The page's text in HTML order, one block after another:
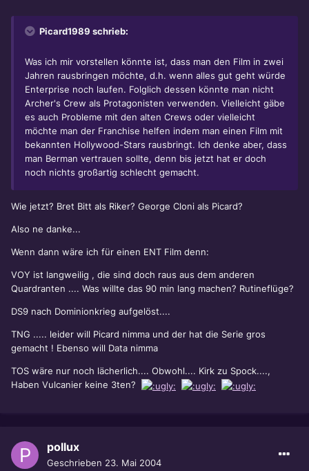
Picard1989 schrieb:
Was ich mir vorstellen könnte ist, dass man den Film in zwei
Jahren rausbringen möchte, d.h. wenn alles gut geht würde
Enterprise noch laufen. Folglich dessen könnte man nicht
Archer's Crew als Protagonisten verwenden. Vielleicht gäbe
es auch Probleme mit den alten Crews oder vielleicht
möchte man der Franchise helfen indem man einen Film mit
bekannten Hollywood-Stars rausbringt. Ich denke aber, dass
man Berman vertrauen sollte, denn bis jetzt hat er doch
noch nichts großartig schlecht gemacht.
Wie jetzt? Bret Bitt als Riker? George Cloni als Picard?
Also ne danke...
Wenn dann wäre ich für einen ENT Film denn:
VOY ist langweilig , die sind doch raus aus dem anderen
Quardranten .... Was willte das 90 min lang machen? Rutineflüge?
DS9 nach Dominionkrieg aufgelöst....
TNG ..... leider will Picard nimma und der hat die Serie gros
gemacht ! Ebenso will Data nimma
TOS wäre nur noch lächerlich.... Obwohl.... Kirk zu Spock....,
Haben Vulcanier keine 3ten?
pollux
Geschrieben 23. Mai 2004